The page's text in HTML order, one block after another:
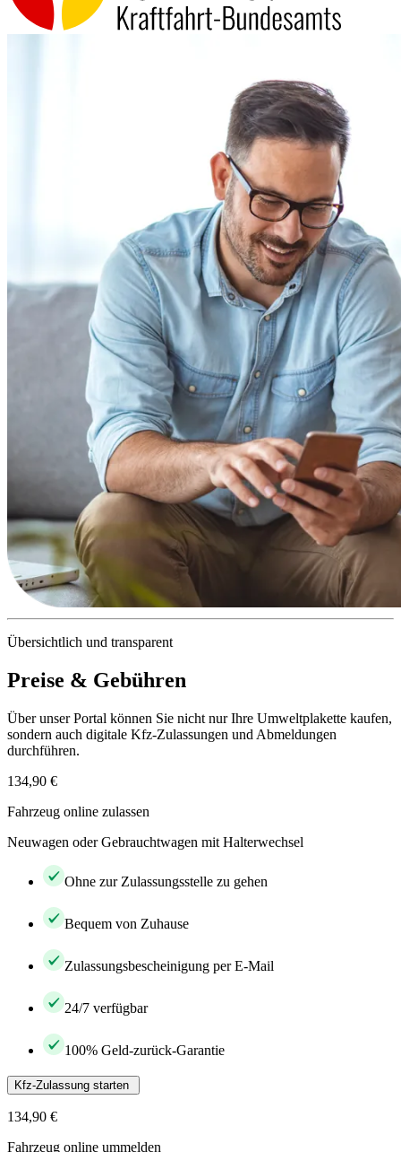
Übersichtlich und transparent
Preise & Gebühren
Über unser Portal können Sie nicht nur Ihre Umweltplakette kaufen,
sondern auch digitale Kfz-Zulassungen und Abmeldungen
durchführen.
134,90 €
Fahrzeug online zulassen
Neuwagen oder Gebrauchtwagen mit Halterwechsel
Ohne zur Zulassungsstelle zu gehen
Bequem von Zuhause
Zulassungsbescheinigung per E-Mail
24/7 verfügbar
100% Geld-zurück-Garantie
Kfz-Zulassung starten
134,90 €
Fahrzeug online ummelden